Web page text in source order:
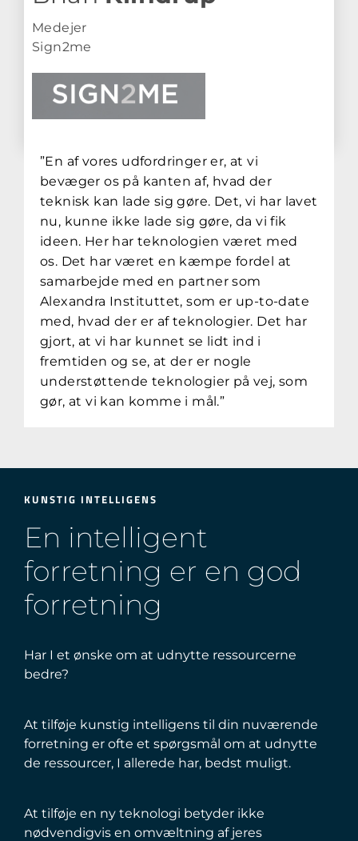
Medejer
Sign2me
”En af vores udfordringer er, at vi
bevæger os på kanten af, hvad der
teknisk kan lade sig gøre. Det, vi har lavet
nu, kunne ikke lade sig gøre, da vi fik
ideen. Her har teknologien været med
os. Det har været en kæmpe fordel at
samarbejde med en partner som
Alexandra Instituttet, som er up-to-date
med, hvad der er af teknologier. Det har
gjort, at vi har kunnet se lidt ind i
fremtiden og se, at der er nogle
understøttende teknologier på vej, som
gør, at vi kan komme i mål.”
KUNSTIG INTELLIGENS
En intelligent
forretning er en god
forretning
Har I et ønske om at udnytte ressourcerne
bedre?
At tilføje kunstig intelligens til din nuværende
forretning er ofte et spørgsmål om at udnytte
de ressourcer, I allerede har, bedst muligt.
At tilføje en ny teknologi betyder ikke
nødvendigvis en omvæltning af jeres